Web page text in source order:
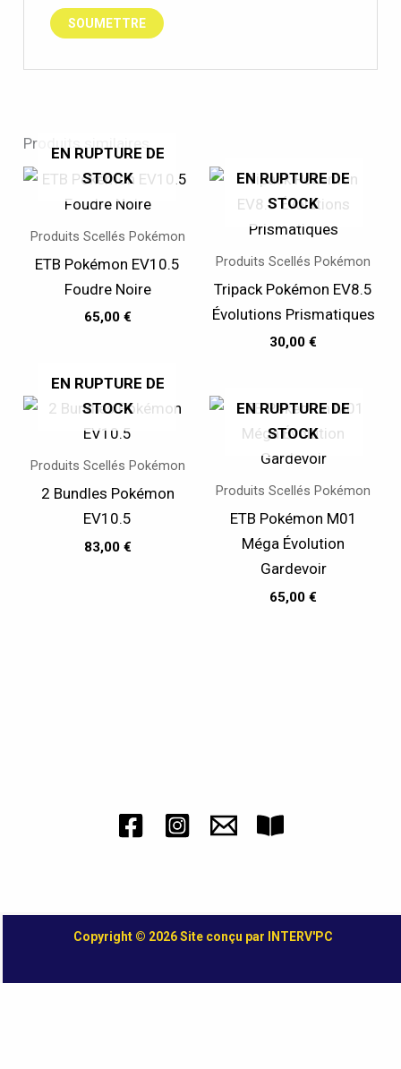
Produits similaires
EN RUPTURE DE
STOCK
Produits Scellés Pokémon
ETB Pokémon EV10.5
Foudre Noire
65,00 €
EN RUPTURE DE
STOCK
Produits Scellés Pokémon
Tripack Pokémon EV8.5
Évolutions Prismatiques
30,00€
EN RUPTURE DE
STOCK
Produits Scellés Pokémon
2 Bundles Pokémon
EV10.5
83,00 €
EN RUPTURE DE
STOCK
Produits Scellés Pokémon
ETB Pokémon M01
Méga Évolution
Gardevoir
65,00€
Copyright © 2026 Site conçu par INTERV'PC